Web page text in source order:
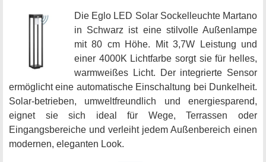
Die Eglo LED Solar Sockelleuchte Martano
in Schwarz ist eine stilvolle Außenlampe
mit 80 cm Höhe. Mit 3,7W Leistung und
einer 4000K Lichtfarbe sorgt sie für helles,
warmweißes Licht. Der integrierte Sensor
ermöglicht eine automatische Einschaltung bei Dunkelheit.
Solar-betrieben, umweltfreundlich und energiesparend,
eignet sie sich ideal für Wege, Terrassen oder
Eingangsbereiche und verleiht jedem Außenbereich einen
modernen, eleganten Look.